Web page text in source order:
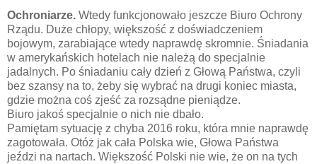
Ochroniarze. Wtedy funkcjonowało jeszcze Biuro Ochrony
Rządu. Duże chłopy, większość z doświadczeniem
bojowym, zarabiające wtedy naprawdę skromnie. Śniadania
w amerykańskich hotelach nie należą do specjalnie
jadalnych. Po śniadaniu cały dzień z Głową Państwa, czyli
bez szansy na to, żeby się wybrać na drugi koniec miasta,
gdzie można coś zjeść za rozsądne pieniądze.
Biuro jakoś specjalnie o nich nie dbało.
Pamiętam sytuację z chyba 2016 roku, która mnie naprawdę
zagotowała. Otóż jak cała Polska wie, Głowa Państwa
jeździ na nartach. Większość Polski nie wie, że on na tych